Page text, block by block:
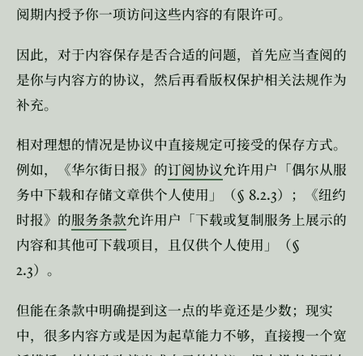
阅期内授予你一项访问这些内容的有限许可。
因此，对于内容保存是否合适的问题，首先应当查阅的
是你与内容方的协议，然后再看版权保护相关法规作为
补充。
相对理想的情况是协议中直接规定可接受的保存方式。
例如，《华尔街日报》的订阅协议允许用户「偶尔从服
务中下载和存储文章供个人使用」（§ 8.2.3）；《纽约
时报》的服务条款允许用户「下载或复制服务上展示的
内容和其他可下载项目，且仅供个人使用」（§
2.3）。
但能在条款中明确提到这一点的毕竟还是少数；现实
中，很多内容方或是因为起草能力不够，直接搜一个宽